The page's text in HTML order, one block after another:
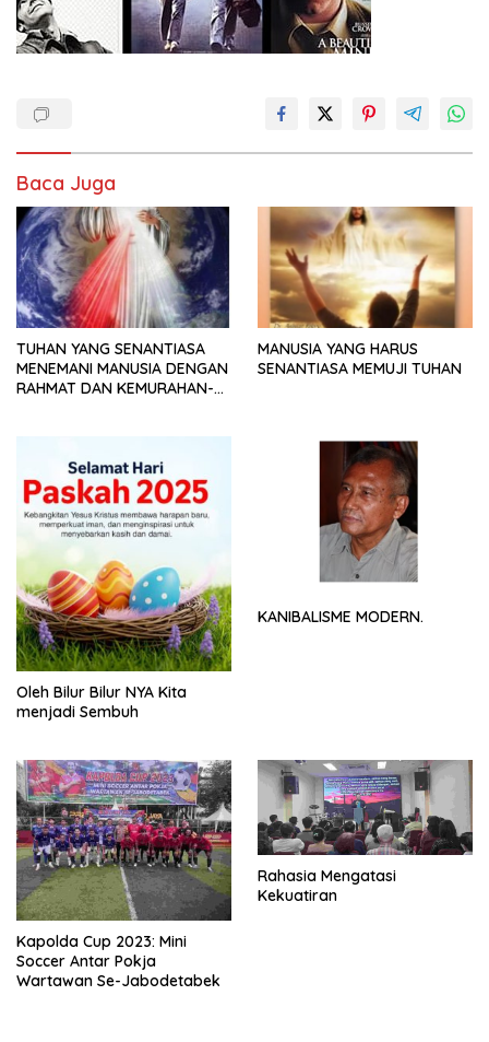
Baca Juga
TUHAN YANG SENANTIASA
MENEMANI MANUSIA DENGAN
RAHMAT DAN KEMURAHAN-
MANUSIA YANG HARUS
SENANTIASA MEMUJI TUHAN
Oleh Bilur Bilur NYA Kita
menjadi Sembuh
KANIBALISME MODERN.
Kapolda Cup 2023: Mini
Soccer Antar Pokja
Wartawan Se-Jabodetabek
Rahasia Mengatasi
Kekuatiran